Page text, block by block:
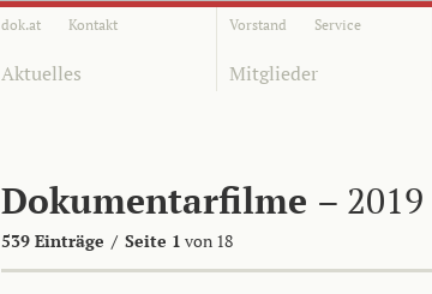
dok.at Kontakt Vorstand Service
Aktuelles Mitglieder
Dokumentarfilme – 2019
539 Einträge / Seite 1 von 18